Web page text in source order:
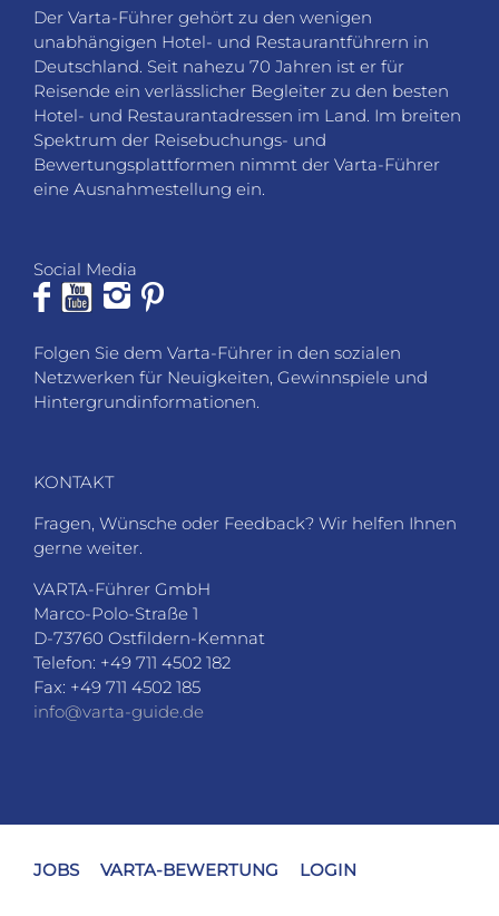
Der Varta-Führer gehört zu den wenigen
unabhängigen Hotel- und Restaurantführern in
Deutschland. Seit nahezu 70 Jahren ist er für
Reisende ein verlässlicher Begleiter zu den besten
Hotel- und Restaurantadressen im Land. Im breiten
Spektrum der Reisebuchungs- und
Bewertungsplattformen nimmt der Varta-Führer
eine Ausnahmestellung ein.
Social Media
Folgen Sie dem Varta-Führer in den sozialen
Netzwerken für Neuigkeiten, Gewinnspiele und
Hintergrundinformationen.
KONTAKT
Fragen, Wünsche oder Feedback? Wir helfen Ihnen
gerne weiter.
VARTA-Führer GmbH
Marco-Polo-Straße 1
D-73760 Ostfildern-Kemnat
Telefon: +49 711 4502 182
Fax: +49 711 4502 185
info@varta-guide.de
JOBS VARTA-BEWERTUNG LOGIN